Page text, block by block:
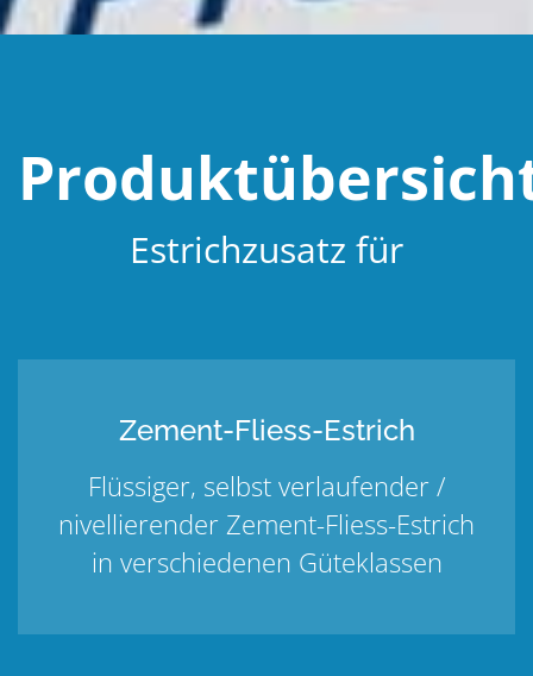
Estrichzusatz für
Zement-Fliess-Estrich
Flüssiger, selbst verlaufender /
nivellierender Zement-Fliess-Estrich
in verschiedenen Güteklassen